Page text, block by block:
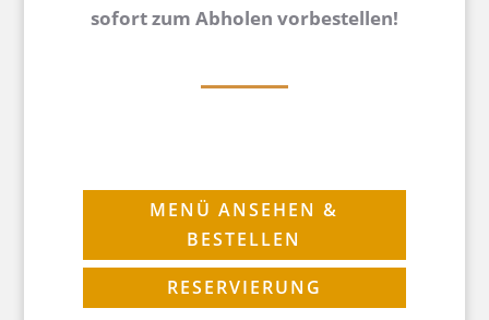
sofort zum Abholen vorbestellen!
MENÜ ANSEHEN &
BESTELLEN
RESERVIERUNG